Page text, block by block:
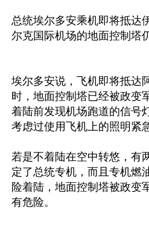
总统埃尔多安乘机即将抵达
尔克国际机场的地面控制塔
埃尔多安说，飞机即将抵达
时，地面控制塔已经被政变
着陆前发现机场跑道的信号
考虑过使用飞机上的照明紧
若是不着陆在空中转悠，有
定了总统专机，而且专机燃
险着陆，地面控制塔被政变
有危险。